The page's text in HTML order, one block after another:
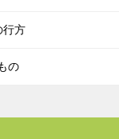
行方
の